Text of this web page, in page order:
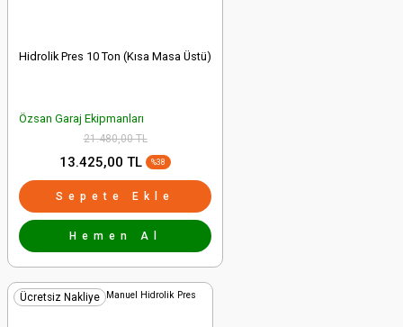
Hidrolik Pres 10 Ton (Kısa Masa Üstü)
Özsan Garaj Ekipmanları
21.480,00 TL
13.425,00 TL %38
Sepete Ekle
Hemen Al
Ücretsiz Nakliye